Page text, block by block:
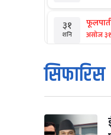
३१
शनि असोज
१
आइत
कार्तिक
कार्तिक
मंगल कार्तिक
सिफारिस